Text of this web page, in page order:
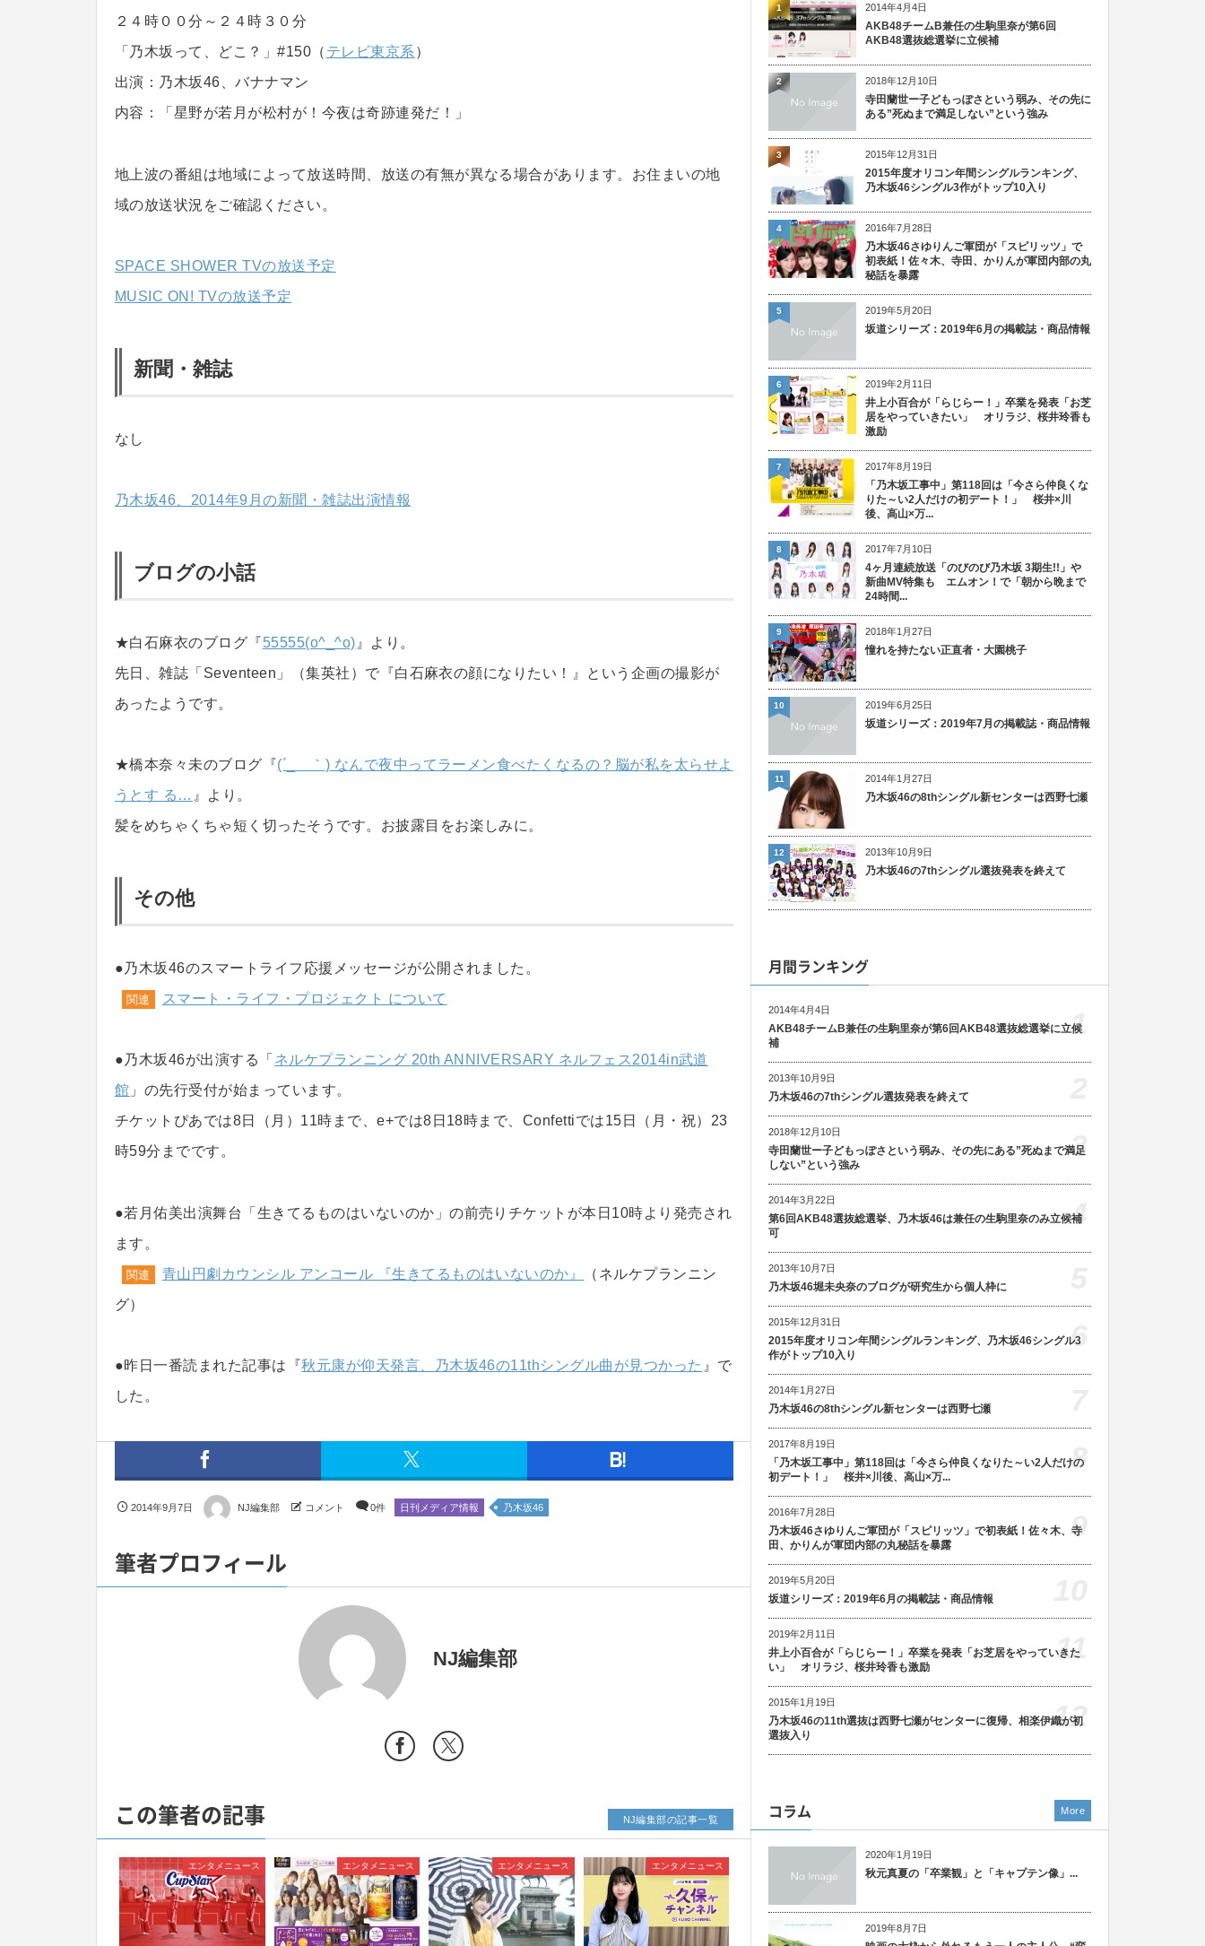
２４時００分～２４時３０分
「乃木坂って、どこ？」#150（ テレビ東京系 ）
出演：乃木坂46、バナナマン
内容：「星野が若月が松村が！今夜は奇跡連発だ！」
地上波の番組は地域によって放送時間、放送の有無が異なる場合があります。お住まいの地
域の放送状況をご確認ください。
SPACE SHOWER TVの放送予定
MUSIC ON! TVの放送予定
新聞・雑誌
なし
乃木坂46、2014年9月の新聞・雑誌出演情報
ブログの小話
★白石麻衣のブログ『55555(o^_^o) 』より。
先日、雑誌「Seventeen」（集英社）で『白石麻衣の顔になりたい！』という企画の撮影が
あったようです。
★橋本奈々未のブログ『(´_ゝ｀) なんで夜中ってラーメン食べたくなるの？脳が私を太らせよ
うとす る… 』より。
髪をめちゃくちゃ短く切ったそうです。お披露目をお楽しみに。
その他
●乃木坂46のスマートライフ応援メッセージが公開されました。
関連 スマート・ライフ・プロジェクト について
●乃木坂46が出演する「 ネルケプランニング 20th ANNIVERSARY ネルフェス2014in武道
館 」の先行受付が始まっています。
チケットぴあでは8日（月）11時まで、e+では8日18時まで、Confettiでは15日（月・祝）23
時59分までです。
●若月佑美出演舞台「生きてるものはいないのか」の前売りチケットが本日10時より発売され
ます。
関連 青山円劇カウンシル アンコール 『生きてるものはいないのか』
（ネルケプランニン
グ）
●昨日一番読まれた記事は『秋元康が仰天発言、乃木坂46の11thシングル曲が見つかった 』で
した。
2014年9月7日 NJ編集部 コメント 0件 日刊メディア情報 乃木坂46
筆者プロフィール
NJ編集部
この筆者の記事
エンタメニュース エンタメニュース エンタメニュース エンタメニュース
NJ編集部の記事一覧
2014年4月4日
AKB48チームB兼任の生駒里奈が第6回
AKB48選抜総選挙に立候補
1
2018年12月10日
寺田蘭世ー子どもっぽさという弱み、その先に
ある”死ぬまで満足しない”という強み
2
2015年12月31日
2015年度オリコン年間シングルランキング、
乃木坂46シングル3作がトップ10入り
3
2016年7月28日
乃木坂46さゆりんご軍団が「スピリッツ」で
初表紙！佐々木、寺田、かりんが軍団内部の丸
秘話を暴露
4
2019年5月20日
坂道シリーズ：2019年6月の掲載誌・商品情報
5
2019年2月11日
井上小百合が「らじらー！」卒業を発表「お芝
居をやっていきたい」 オリラジ、桜井玲香も
激励
6
2017年8月19日
「乃木坂工事中」第118回は「今さら仲良くな
りた～い2人だけの初デート！」 桜井×川
後、高山×万...
7
2017年7月10日
4ヶ月連続放送「のびのび乃木坂 3期生!!」や
新曲MV特集も エムオン！で「朝から晩まで
24時間...
8
2018年1月27日
憧れを持たない正直者・大園桃子
9
2019年6月25日
坂道シリーズ：2019年7月の掲載誌・商品情報
10
2014年1月27日
乃木坂46の8thシングル新センターは西野七瀬
11
2013年10月9日
乃木坂46の7thシングル選抜発表を終えて
12
月間ランキング
2014年4月4日
AKB48チームB兼任の生駒里奈が第6回AKB48選抜総選挙に立候
補
1
2013年10月9日
乃木坂46の7thシングル選抜発表を終えて
2018年12月10日
寺田蘭世ー子どもっぽさという弱み、その先にある”死ぬまで満足
しない”という強み
3
2014年3月22日
第6回AKB48選抜総選挙、乃木坂46は兼任の生駒里奈のみ立候補
可
4
2013年10月7日
乃木坂46堀未央奈のブログが研究生から個人枠に
2015年12月31日
2015年度オリコン年間シングルランキング、乃木坂46シングル3
作がトップ10入り
6
2014年1月27日
乃木坂46の8thシングル新センターは西野七瀬
2017年8月19日
「乃木坂工事中」第118回は「今さら仲良くなりた～い2人だけの
初デート！」 桜井×川後、高山×万...
8
2016年7月28日
乃木坂46さゆりんご軍団が「スピリッツ」で初表紙！佐々木、寺
田、かりんが軍団内部の丸秘話を暴露
9
2019年5月20日
坂道シリーズ：2019年6月の掲載誌・商品情報
2019年2月11日
井上小百合が「らじらー！」卒業を発表「お芝居をやっていきた
い」 オリラジ、桜井玲香も激励
11
2015年1月19日
乃木坂46の11th選抜は西野七瀬がセンターに復帰、相楽伊織が初
選抜入り
12
コラム
2020年1月19日
秋元真夏の「卒業観」と「キャプテン像」...
2019年8月7日
More